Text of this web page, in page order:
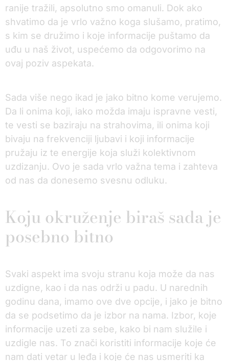
ranije tražili, apsolutno smo omanuli. Dok ako
shvatimo da je vrlo važno koga slušamo, pratimo,
s kim se družimo i koje informacije puštamo da
uđu u naš život, uspećemo da odgovorimo na
ovaj poziv aspekata.
Sada više nego ikad je jako bitno kome verujemo.
Da li onima koji, iako možda imaju ispravne vesti,
te vesti se baziraju na strahovima, ili onima koji
bivaju na frekvenciji ljubavi i koji informacije
pružaju iz te energije koja služi kolektivnom
uzdizanju. Ovo je sada vrlo važna tema i zahteva
od nas da donesemo svesnu odluku.
Koju okruženje biraš sada je
posebno bitno
Svaki aspekt ima svoju stranu koja može da nas
uzdigne, kao i da nas održi u padu. U narednih
godinu dana, imamo ove dve opcije, i jako je bitno
da se podsetimo da je izbor na nama. Izbor, koje
informacije uzeti za sebe, kako bi nam služile i
uzdigle nas. To znači koristiti informacije koje će
nam dati vetar u leđa i koje će nas usmeriti ka